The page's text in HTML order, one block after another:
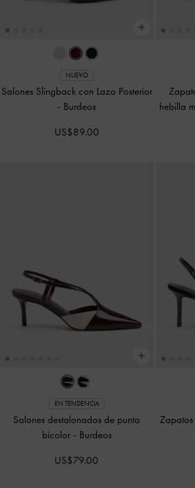
NUEVO
Salones Slingback con Lazo Posterior
- Burdeos
US$89.00
hebilla
EN TENDENCIA
Salones destalonados de punta
bicolor - Burdeos
US$79.00